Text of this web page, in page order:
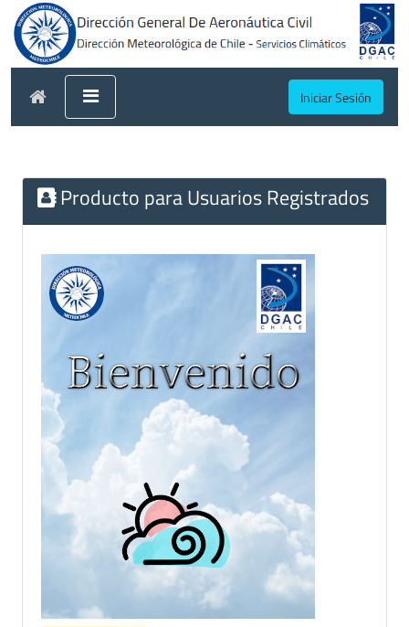
Iniciar Sesión
Producto para Usuarios Registrados